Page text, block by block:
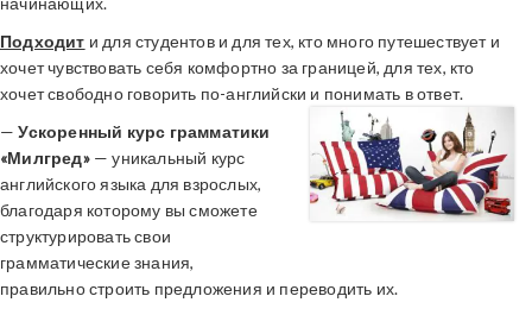
Подходит и для студентов и для тех, кто много путешествует и
хочет чувствовать себя комфортно за границей, для тех, кто
хочет свободно говорить по-английски и понимать в ответ.
—Ускоренный курс грамматики
«Милгред»— уникальный курс
английского языка для взрослых,
благодаря которому вы сможете
структурировать свои
грамматические знания,
правильно строить предложения и переводить их.